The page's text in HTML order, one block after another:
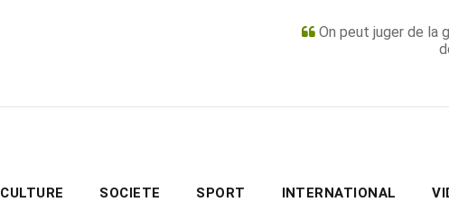
On peut juger de la
CULTURE SOCIETE SPORT INTERNATIONAL
PUBLICITÉ